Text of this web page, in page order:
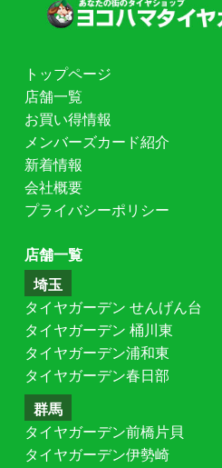
トップページ
店舗一覧
お買い得情報
メンバーズカード紹介
新着情報
会社概要
プライバシーポリシー
店舗一覧
埼玉
タイヤガーデン せんげん台
タイヤガーデン 桶川東
タイヤガーデン浦和東
タイヤガーデン春日部
群馬
タイヤガーデン前橋片貝
タイヤガーデン伊勢崎